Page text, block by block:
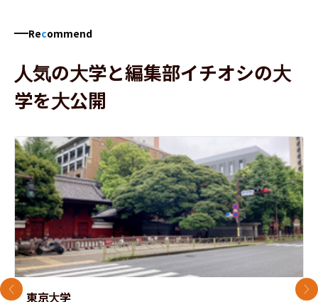
Recommend
人気の大学と編集部イチオシの大
学を大公開
東京大学
前のスライド 次